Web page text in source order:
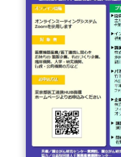
イベントお知らせメール登録